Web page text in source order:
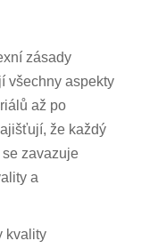
zásady
všechny aspekty
až po
že každý
zavazuje
a
kvality